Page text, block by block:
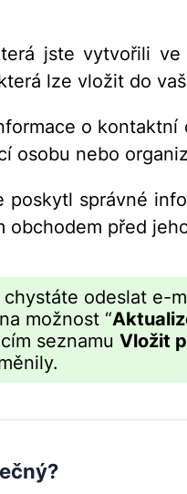
jste vytvořili ve
lze vložit do
o
osobu nebo
poskytl správné
obchodem před
chystáte odeslat e-
možnost “
seznamu Vložit